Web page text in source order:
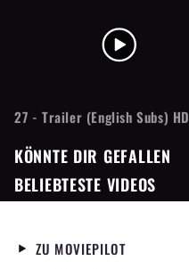
27 - Trailer (English Subs) HD
KÖNNTE DIR GEFALLEN
BELIEBTESTE VIDEOS
ZU MOVIEPILOT